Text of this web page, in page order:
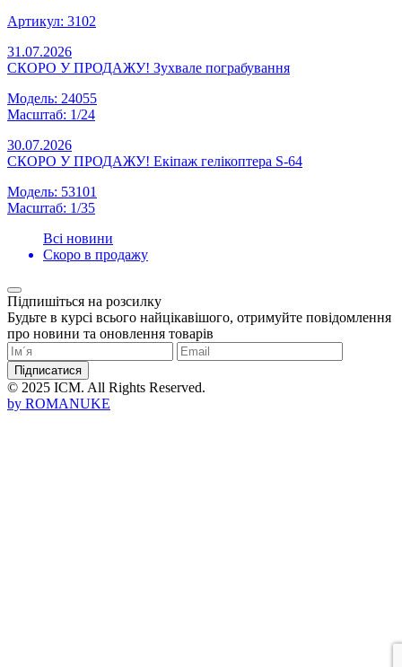
Артикул: 3102
31.07.2026
СКОРО У ПРОДАЖУ! Зухвале пограбування
Модель: 24055
Масштаб: 1/24
30.07.2026
СКОРО У ПРОДАЖУ! Екіпаж гелікоптера S-64
Модель: 53101
Масштаб: 1/35
Всі новини
Скоро в продажу
Підпишіться на розсилку
Будьте в курсі всього найцікавішого, отримуйте повідомлення
про новини та оновлення товарів
Підписатися
© 2025 ICM. All Rights Reserved.
by ROMANUKE